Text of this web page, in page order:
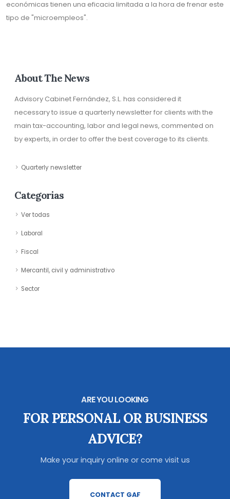
económicas tienen una eficacia limitada a la hora de frenar este
tipo de "microempleos".
About The News
Advisory Cabinet Fernández, S.L. has considered it
necessary to issue a quarterly newsletter for clients with the
main tax-accounting, labor and legal news, commented on
by experts, in order to offer the best coverage to its clients.
Quarterly newsletter
Categorias
Ver todas
Laboral
Fiscal
Mercantil, civil y administrativo
Sector
ARE YOU LOOKING
FOR PERSONAL OR BUSINESS
ADVICE?
Make your inquiry online or come visit us
CONTACT GAF